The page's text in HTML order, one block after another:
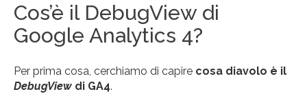
Cos’è il DebugView di
Google Analytics 4?
Per prima cosa, cerchiamo di capire cosa diavolo è il
DebugView di GA4.